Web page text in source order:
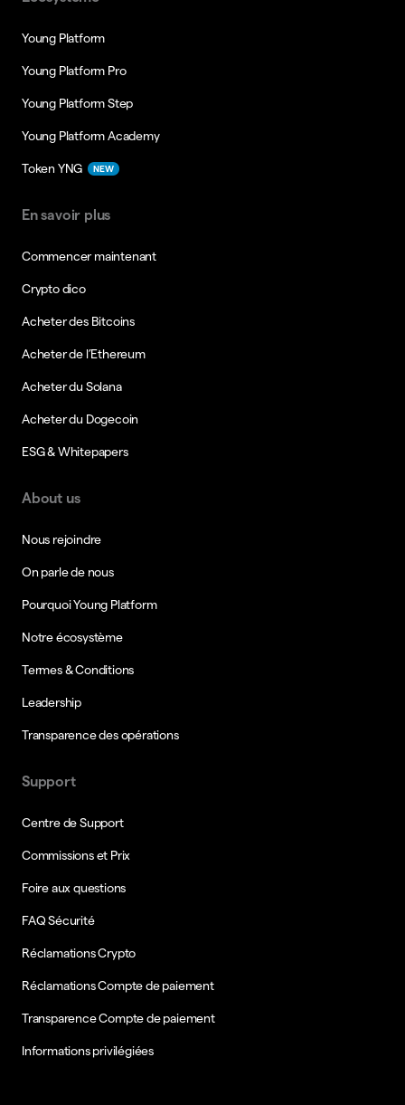
Young Platform
Young Platform Pro
Young Platform Step
Young Platform Academy
Token YNG NEW
En savoir plus
Commencer maintenant
Crypto dico
Acheter des Bitcoins
Acheter de l’Ethereum
Acheter du Solana
Acheter du Dogecoin
ESG & Whitepapers
About us
Nous rejoindre
On parle de nous
Pourquoi Young Platform
Notre écosystème
Termes & Conditions
Leadership
Transparence des opérations
Support
Centre de Support
Commissions et Prix
Foire aux questions
FAQ Sécurité
Réclamations Crypto
Réclamations Compte de paiement
Transparence Compte de paiement
Informations privilégiées